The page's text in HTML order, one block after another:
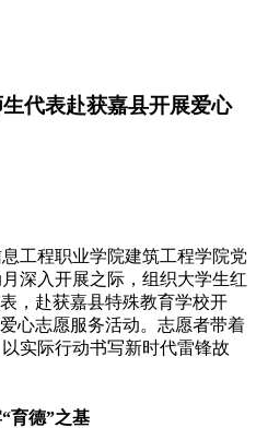
代表赴获嘉县开展爱心
工程职业学院建筑工程学院党
深入开展之际，组织大学生红
，赴获嘉县特殊教育学校开
心志愿服务活动。志愿者带着
实际行动书写新时代雷锋故
育德”之基